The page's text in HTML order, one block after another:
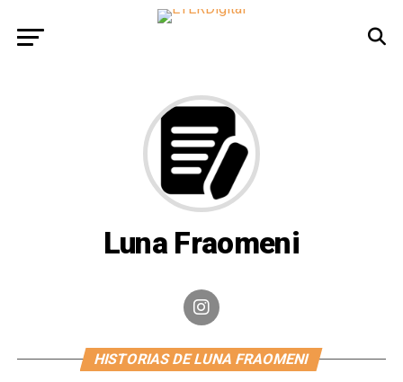
Luna Fraomeni
HISTORIAS DE LUNA FRAOMENI